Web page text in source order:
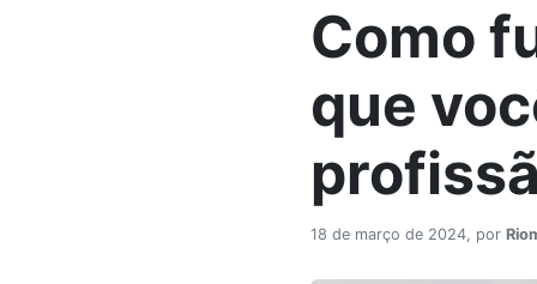
Como
que
18 de março de 2024, por